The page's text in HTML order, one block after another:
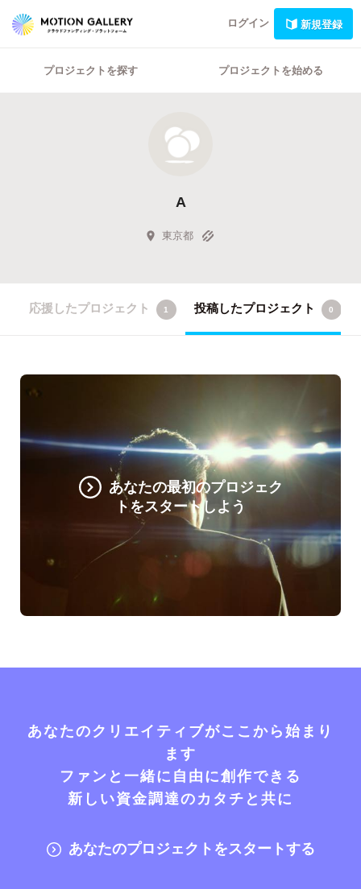
ログイン 新規登録
プロジェクトを探す プロジェクトを始める
A
東京都
応援したプロジェクト 1 投稿したプロジェクト 0
あなたの最初のプロジェク
トをスタートしよう
あなたのクリエイティブがここから始まり
ます
ファンと一緒に自由に創作できる
新しい資金調達のカタチと共に
あなたのプロジェクトをスタートする